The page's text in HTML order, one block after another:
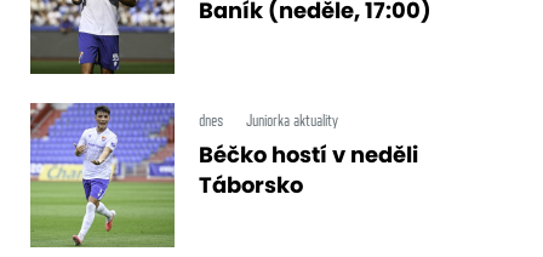
Baník (neděle, 17:00)
dnes Juniorka aktuality
Béčko hostí v neděli
Táborsko